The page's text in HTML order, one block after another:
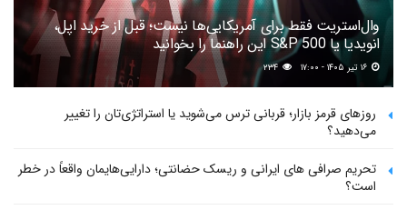
وال‌استریت فقط برای آمریکایی‌ها نیست؛ قبل از خرید اپل،
انویدیا یا S&P 500 این راهنما را بخوانید
۲۳۴
روزهای قرمز بازار؛ قربانی ترس می‌شوید یا استراتژی‌تان را تغییر
می‌دهید؟
تحریم صرافی های ایرانی و ریسک حضانتی؛ دارایی‌هایمان واقعاً در خطر
است؟